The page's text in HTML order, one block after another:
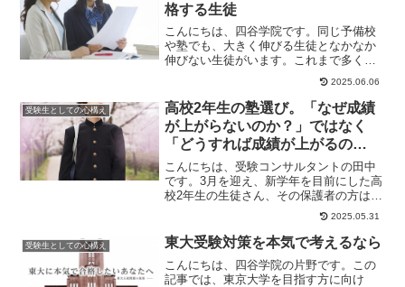
格する生徒
こんにちは、四谷学院です。同じ予備校
や塾でも、大きく伸びる生徒となかなか
伸びない生徒がいます。これまで多くの
生徒を見てきた四谷学院の受験コンサル
2025.06.06
受験生としての心構え
高校2年生の塾選び。「なぜ成績
が上がらないのか？」ではなく
「どうすれば成績が上がるの
か？」の考え方が結果につながる
理由とは？
こんにちは、受験コンサルタントの田中
です。3月を迎え、新学年を目前にした高
校2年生の生徒さん、その保護者の方は、
そろそろ大学受験も視野に入ってきた頃
2025.05.31
受験生としての心構え 東大受験対策を本気で考えるなら
こんにちは、四谷学院の片野です。この
記事では、東京大学を目指す方に向け